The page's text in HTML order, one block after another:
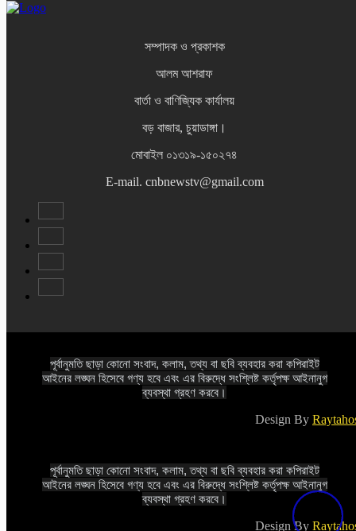
সম্পাদক ও প্রকাশক
আলম আশরাফ
বার্তা ও বাণিজ্যিক কার্যালয়
বড় বাজার, চুয়াডাঙ্গা।
মোবাইল ০১৩১৯-১৫০২৭৪
E-mail. cnbnewstv@gmail.com
পূর্বানুমতি ছাড়া কোনো সংবাদ, কলাম, তথ্য বা ছবি ব্যবহার করা কপিরাইট
আইনের লঙ্ঘন হিসেবে গণ্য হবে এবং এর বিরুদ্ধে সংশ্লিষ্ট কর্তৃপক্ষ আইনানুগ
ব্যবস্থা গ্রহণ করবে।
Design By
পূর্বানুমতি ছাড়া কোনো সংবাদ, কলাম, তথ্য বা ছবি ব্যবহার করা কপিরাইট
আইনের লঙ্ঘন হিসেবে গণ্য হবে এবং এর বিরুদ্ধে সংশ্লিষ্ট কর্তৃপক্ষ আইনানুগ
ব্যবস্থা গ্রহণ করবে।
Design By